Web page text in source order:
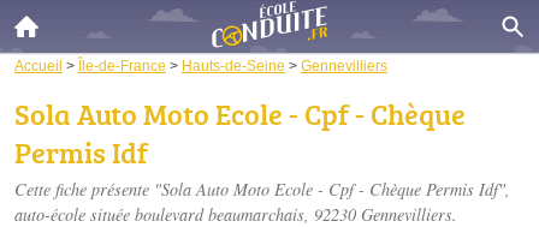
Accueil > Île-de-France > Hauts-de-Seine > Gennevilliers
Sola Auto Moto Ecole - Cpf - Chèque
Permis Idf
Cette fiche présente "Sola Auto Moto Ecole - Cpf - Chèque Permis Idf",
auto-école située boulevard beaumarchais, 92230 Gennevilliers.